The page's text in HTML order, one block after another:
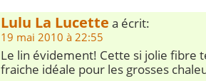
Lulu La Lucette a écrit:
19 mai 2010 à 22:55
Le lin évidement! Cette si jolie fibre
fraiche idéale pour les grosses